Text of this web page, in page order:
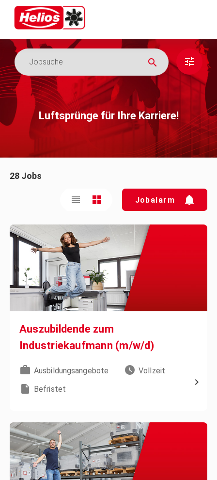
Luftsprünge für Ihre Karriere!
28 Jobs
Jobalarm
Auszubildende zum
Industriekaufmann (m/w/d)
Ausbildungsangebote Vollzeit
Befristet